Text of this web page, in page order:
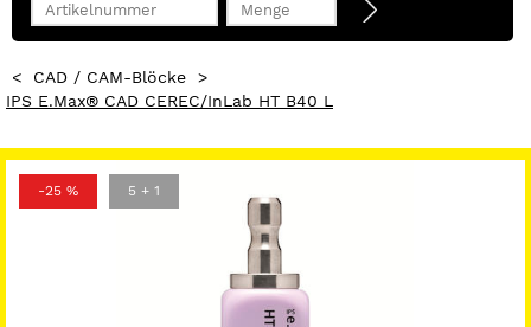
< CAD / CAM-Blöcke
>
IPS E.max® CAD CEREC/inLab HT B40 L
-25 % 5 + 1